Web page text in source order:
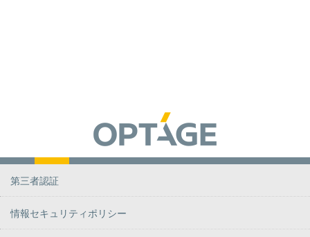
第三者認証
情報セキュリティポリシー